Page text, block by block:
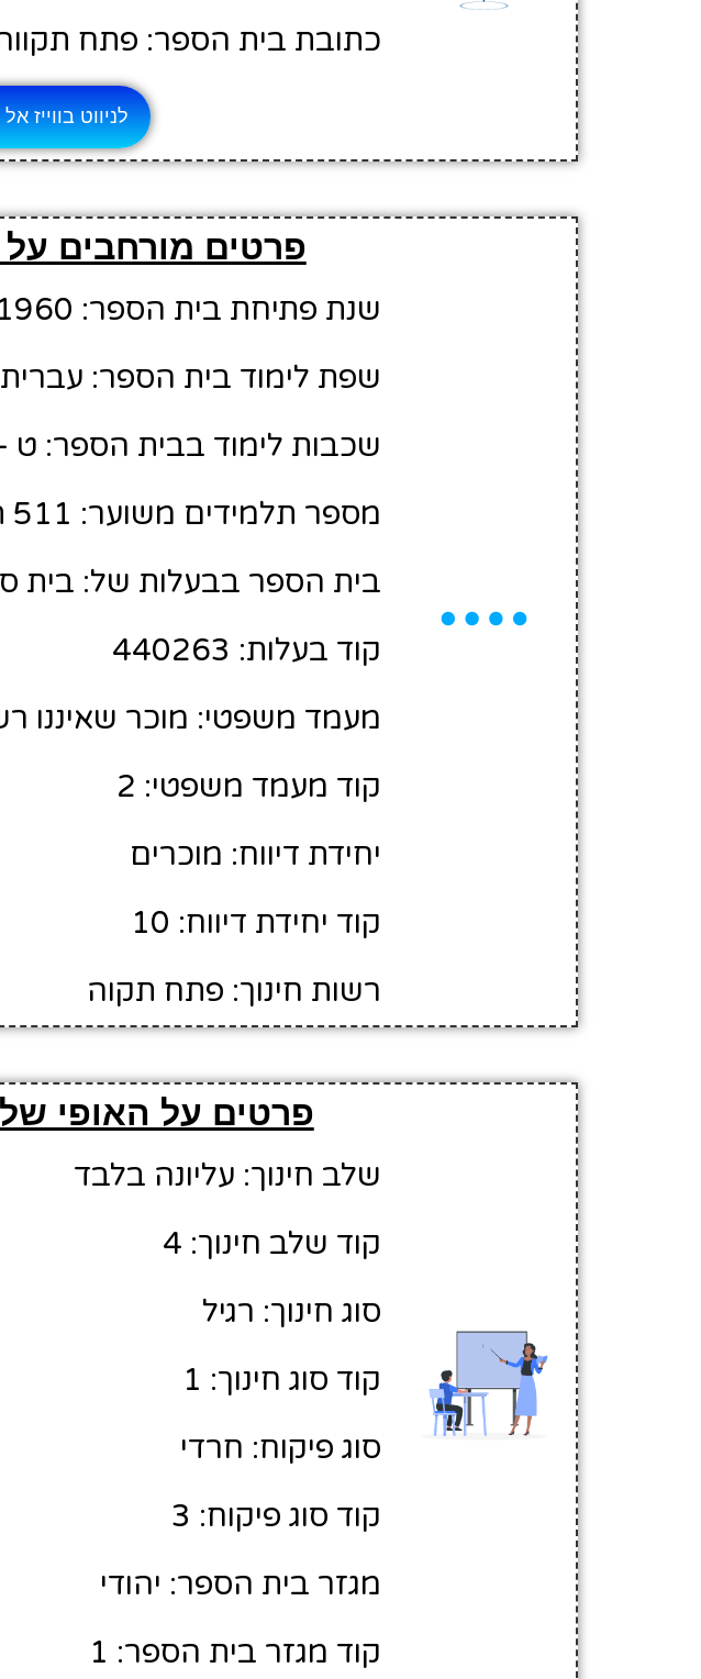
כתובת בית הספר: פתח תקווה
לניווט בווייז
פרטים מורחבים על
שנת פתיחת בית הספר: 1960
שפת לימוד בית הספר: עברית
שכבות לימוד בבית הספר: ט
מספר תלמידים משוער: 511 תלמידים
בית הספר בבעלות של: בית
קוד בעלות: 440263
מעמד משפטי: מוכר שאיננו
קוד מעמד משפטי: 2
יחידת דיווח: מוכרים
קוד יחידת דיווח: 10
רשות חינוך: פתח תקוה
פרטים על האופי של
שלב חינוך: עליונה בלבד
קוד שלב חינוך: 4
סוג חינוך: רגיל
קוד סוג חינוך: 1
סוג פיקוח: חרדי
קוד סוג פיקוח: 3
מגזר בית הספר: יהודי
קוד מגזר בית הספר: 1